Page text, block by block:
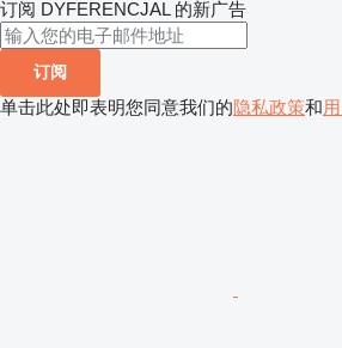
订阅 DYFERENCJAL 的新广告
订阅
单击此处即表明您同意我们的隐私政策和